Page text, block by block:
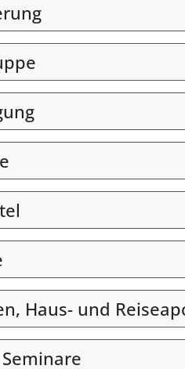
Haus- und